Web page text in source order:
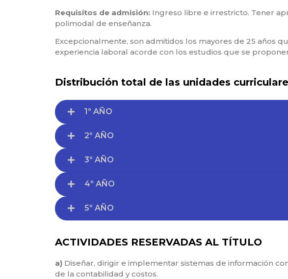
Requisitos de admisión: Ingreso libre e irrestricto. Tener
polimodal de enseñanza.
Excepcionalmente, son admitidos los mayores de 25 años
experiencia laboral acorde con los estudios que se
Distribución total de las unidades
1º AÑO
2º AÑO
3º AÑO
4º AÑO
5º AÑO
ACTIVIDADES RESERVADAS AL TÍTULO
a) Diseñar, dirigir e implementar sistemas de información
de la contabilidad y costos.